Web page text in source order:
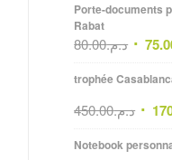
Porte-documents
Rabat
د.م.80.00
trophée
د.م.450.00
Notebook